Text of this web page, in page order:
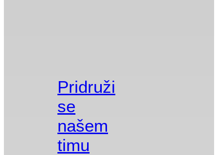
Pridruži
se
našem
timu